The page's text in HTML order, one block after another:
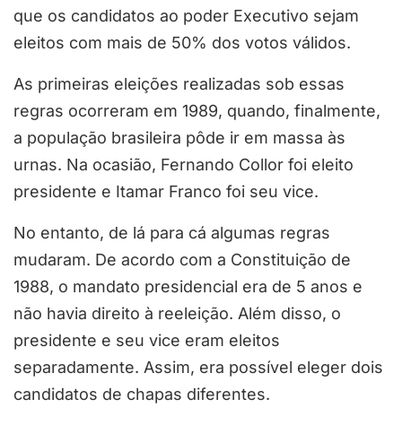
que os candidatos ao poder Executivo sejam
eleitos com mais de 50% dos votos válidos.
As primeiras eleições realizadas sob essas
regras ocorreram em 1989, quando, finalmente,
a população brasileira pôde ir em massa às
urnas. Na ocasião, Fernando Collor foi eleito
presidente e Itamar Franco foi seu vice.
No entanto, de lá para cá algumas regras
mudaram. De acordo com a Constituição de
1988, o mandato presidencial era de 5 anos e
não havia direito à reeleição. Além disso, o
presidente e seu vice eram eleitos
separadamente. Assim, era possível eleger dois
candidatos de chapas diferentes.